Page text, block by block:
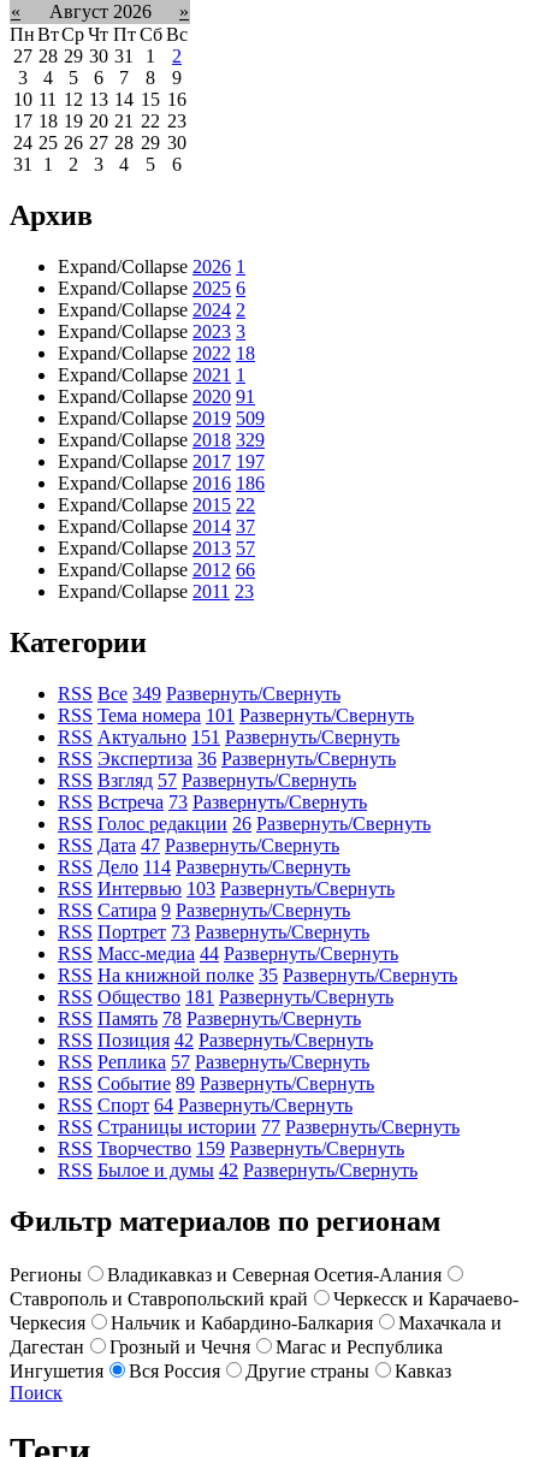
«
Август 2026
»
ПнВтСрЧт Пт Сб Вс
27 28 29 30 31 1
2
3
4 5 6 7 8
9
10 11 12 13 14 15 16
17 18 19 20 21 22 23
24 25 26 27 28 29 30
31
1 2 3 4 5 6
Архив
Expand/Collapse 2026 1
Expand/Collapse 2025 6
Expand/Collapse 2024 2
Expand/Collapse 2023 3
Expand/Collapse 2022 18
Expand/Collapse 2021 1
Expand/Collapse 2020 91
Expand/Collapse 2019 509
Expand/Collapse 2018 329
Expand/Collapse 2017 197
Expand/Collapse 2016 186
Expand/Collapse 2015 22
Expand/Collapse 2014 37
Expand/Collapse 2013 57
Expand/Collapse 2012 66
Expand/Collapse 2011 23
Категории
RSS Все 349 Развернуть/Свернуть
RSS Тема номера 101 Развернуть/Свернуть
RSS Актуально 151 Развернуть/Свернуть
RSS Экспертиза 36 Развернуть/Свернуть
RSS Взгляд 57 Развернуть/Свернуть
RSS Встреча 73 Развернуть/Свернуть
RSS Голос редакции 26 Развернуть/Свернуть
RSS Дата 47 Развернуть/Свернуть
RSS Дело 114 Развернуть/Свернуть
RSS Интервью 103 Развернуть/Свернуть
RSS Сатира 9 Развернуть/Свернуть
RSS Портрет 73 Развернуть/Свернуть
RSS Масс-медиа 44 Развернуть/Свернуть
RSS На книжной полке 35 Развернуть/Свернуть
RSS Общество 181 Развернуть/Свернуть
RSS Память 78 Развернуть/Свернуть
RSS Позиция 42 Развернуть/Свернуть
RSS Реплика 57 Развернуть/Свернуть
RSS Событие 89 Развернуть/Свернуть
RSS Спорт 64 Развернуть/Свернуть
RSS Страницы истории 77 Развернуть/Свернуть
RSS Творчество 159 Развернуть/Свернуть
RSS Былое и думы 42 Развернуть/Свернуть
Фильтр материалов по регионам
Регионы
Владикавказ и Северная Осетия-Алания
Ставрополь и Ставропольский край
Черкесск и Карачаево-
Черкесия
Нальчик и Кабардино-Балкария
Махачкала и
Дагестан
Грозный и Чечня
Магас и Республика
Ингушетия
Вся Россия Другие страны
Кавказ
Поиск